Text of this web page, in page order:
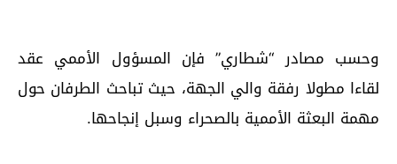
وحسب مصادر “شطاري” فإن المسؤول الأممي عقد
لقاءا مطولا رفقة والي الجهة، حيث تباحث الطرفان حول
مهمة البعثة الأممية بالصحراء وسبل إنجاحها.